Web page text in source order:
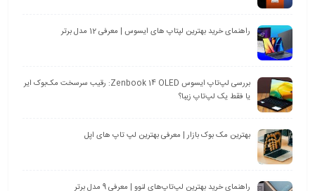
راهنمای خرید بهترین لپتاپ های ایسوس | معرفی 12 مدل برتر
بررسی لپ‌تاپ ایسوس Zenbook 14 OLED: رقیب سرسخت مک‌بوک ایر
یا فقط یک لپ‌تاپ زیبا؟
بهترین مک بوک بازار | معرفی بهترین لپ تاپ های اپل
راهنمای خرید بهترین لپ‌تاپ‌های لنوو | معرفی 9 مدل برتر